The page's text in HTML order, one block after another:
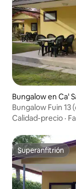
Bungalow en Ca'
Bungalow Fuin
Calidad-precio ·
Superanfitrión
Superanfitrión